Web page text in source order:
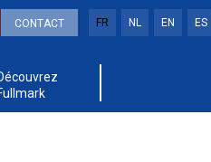
FR NL EN ES
CONTACT